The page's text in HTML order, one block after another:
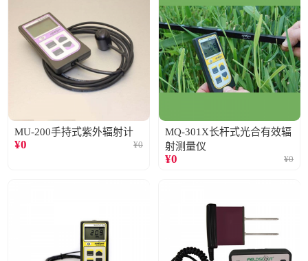
MU-200手持式紫外辐射计
¥0 ¥0
MQ-301X长杆式光合有效辐
射测量仪
¥0 ¥0